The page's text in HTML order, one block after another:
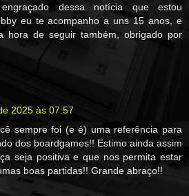
dessa notícia que estou
eu te acompanho a uns 15 anos, e
hora de seguir também, obrigado por
2025 às 07:57
sempre foi (e é) uma referência para
dos boardgames!! Estimo ainda assim
seja positiva e que nos permita estar
boas partidas!! Grande abraço!!